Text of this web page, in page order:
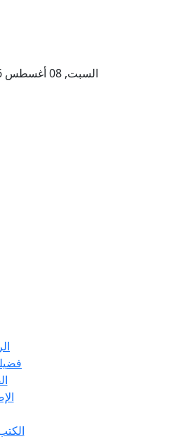
السبت, 08 أغسطس 2026 – 25 صفر 1448 هـ